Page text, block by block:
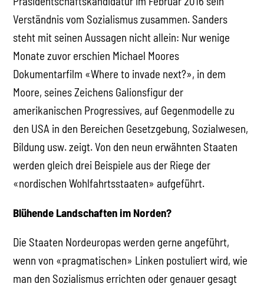
Verständnis vom Sozialismus zusammen. Sanders
steht mit seinen Aussagen nicht allein: Nur wenige
Monate zuvor erschien Michael Moores
Dokumentarfilm «Where to invade next?», in dem
Moore, seines Zeichens Galionsfigur der
amerikanischen Progressives, auf Gegenmodelle zu
den USA in den Bereichen Gesetzgebung, Sozialwesen,
Bildung usw. zeigt. Von den neun erwähnten Staaten
werden gleich drei Beispiele aus der Riege der
«nordischen Wohlfahrtsstaaten» aufgeführt.
Blühende Landschaften im Norden?
Die Staaten Nordeuropas werden gerne angeführt,
wenn von «pragmatischen» Linken postuliert wird, wie
man den Sozialismus errichten oder genauer gesagt